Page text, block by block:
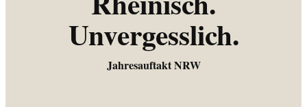
Unvergesslich.
Jahresauftakt NRW